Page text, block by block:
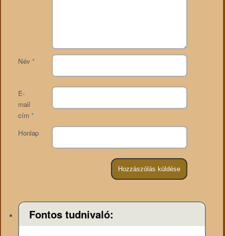
Név *
E-
mail
cím *
Honlap
Fontos tudnivaló: